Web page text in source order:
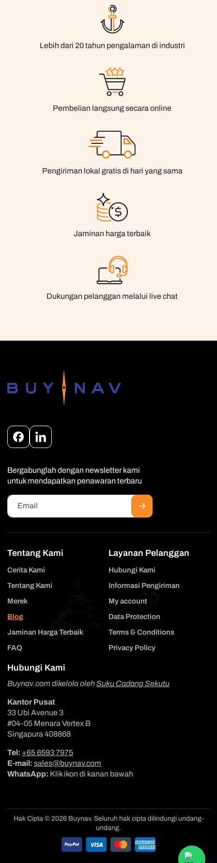
Lebih dari 20 tahun pengalaman di industri
Pembelian langsung secara online
Pengiriman lokal gratis di hari yang sama
Jaminan harga terbaik
Dukungan pelanggan melalui live chat
FacebookInstagram
Bergabunglah dengan newsletter kami
untuk mendapatkan penawaran terbaru
Email
Tentang Kami
Cerita Kami
Tentang Kami
Merek
Blog
Jaminan Harga Terbaik
FAQ
Layanan Pelanggan
Hubungi Kami
Informasi Pengiriman
My account
Data Protection
Terms & Conditions
Privacy Policy
Hubungi Kami
Buynav.com dikelola olehSuku Cadang Sekutu
Kantor Pusat
33 Ubi Avenue 3
#04-05 Menara Vertex B
Singapura 408868
Tel: +65 6593 7975
E-mail: sales@buynav.com
WhatsApp: Klik ikon di kanan bawah
Hak Cipta © 2026 Buynav. Seluruh hak cipta dilindungi undang-
undang.
Metode
pembayaran